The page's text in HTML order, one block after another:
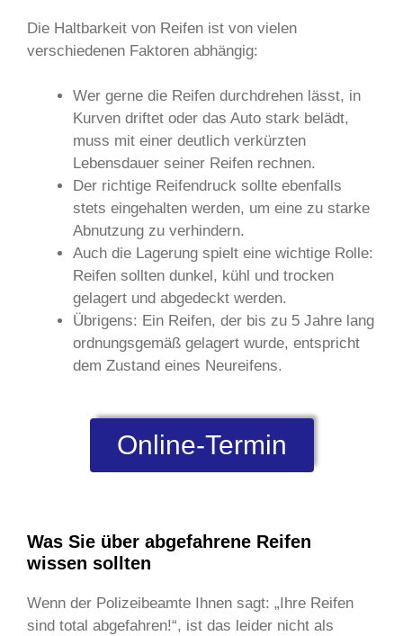
Die Haltbarkeit von Reifen ist von vielen
verschiedenen Faktoren abhängig:
Wer gerne die Reifen durchdrehen lässt, in
Kurven driftet oder das Auto stark belädt,
muss mit einer deutlich verkürzten
Lebensdauer seiner Reifen rechnen.
Der richtige Reifendruck sollte ebenfalls
stets eingehalten werden, um eine zu starke
Abnutzung zu verhindern.
Auch die Lagerung spielt eine wichtige Rolle:
Reifen sollten dunkel, kühl und trocken
gelagert und abgedeckt werden.
Übrigens: Ein Reifen, der bis zu 5 Jahre lang
ordnungsgemäß gelagert wurde, entspricht
dem Zustand eines Neureifens.
Online-Termin
Was Sie über abgefahrene Reifen
wissen sollten
Wenn der Polizeibeamte Ihnen sagt: „Ihre Reifen
sind total abgefahren!“, ist das leider nicht als